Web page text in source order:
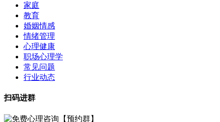
家庭
教育
婚姻情感
情绪管理
心理健康
职场心理学
常见问题
行业动态
扫码进群